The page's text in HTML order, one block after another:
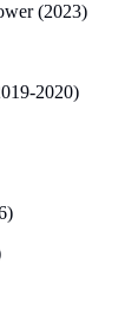
(2023)
2020)